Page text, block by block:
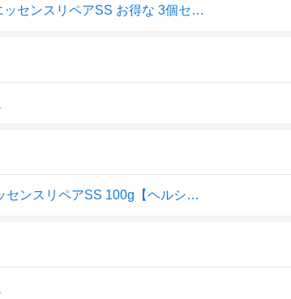
薬用ハンドクリーム【送料無料】パピリオハンドマッサージエッセンスリペアSS お得な 3個セット 手荒れ・ひび割れ 予防に / べたつかない ハンドクリーム papilio【 無香料 / 医薬部外品 / パピリオ化粧品 】【ポイント消化】
【即納】【3個セット】パピリオ Papilio ハンドマッサージエッセンスリペアSS 100g【ヘルシ価格】 薬用化粧品 医薬部外品 ハンドクリーム リップトリートメント 制汗スプレー